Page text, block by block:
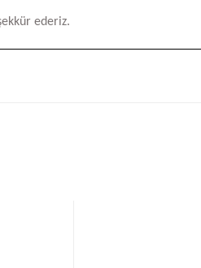
ederiz.